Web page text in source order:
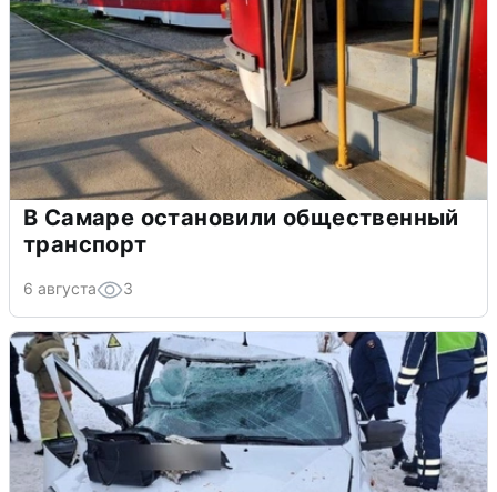
В Самаре остановили общественный
транспорт
6 августа 3